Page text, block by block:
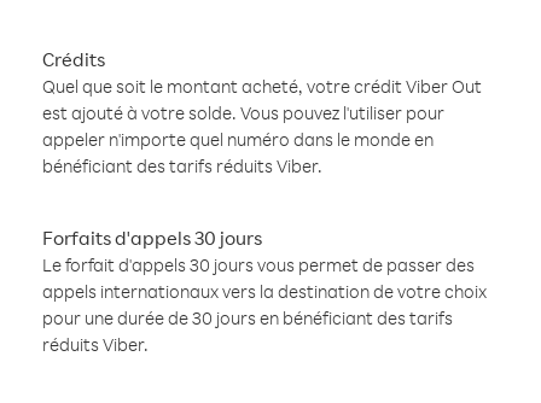
Crédits
Quel que soit le montant acheté, votre crédit Viber Out
est ajouté à votre solde. Vous pouvez l'utiliser pour
appeler n'importe quel numéro dans le monde en
bénéficiant des tarifs réduits Viber.
Forfaits d'appels 30 jours
Le forfait d'appels 30 jours vous permet de passer des
appels internationaux vers la destination de votre choix
pour une durée de 30 jours en bénéficiant des tarifs
réduits Viber.